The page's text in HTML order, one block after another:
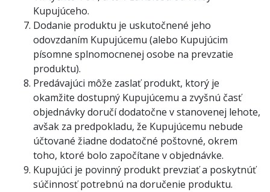
Kupujúceho.
Dodanie produktu je uskutočnené jeho
odovzdaním Kupujúcemu (alebo Kupujúcim
písomne splnomocnenej osobe na prevzatie
produktu).
Predávajúci môže zaslať produkt, ktorý je
okamžite dostupný Kupujúcemu a zvyšnú časť
objednávky doručí dodatočne v stanovenej lehote,
avšak za predpokladu, že Kupujúcemu nebude
účtované žiadne dodatočné poštovné, okrem
toho, ktoré bolo započítane v objednávke.
Kupujúci je povinný produkt prevziať a poskytnúť
súčinnosť potrebnú na doručenie produktu.